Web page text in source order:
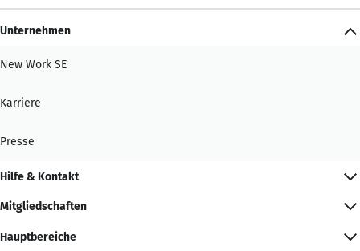
Unternehmen
New Work SE
Karriere
Presse
Hilfe & Kontakt
Mitgliedschaften
Hauptbereiche